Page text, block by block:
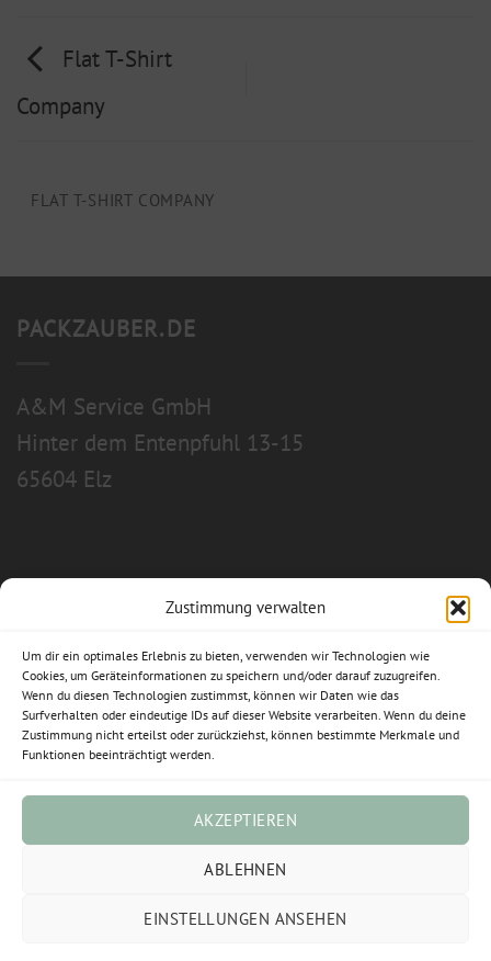
Zustimmung verwalten
Um dir ein optimales Erlebnis zu bieten, verwenden wir Technologien wie
Cookies, um Geräteinformationen zu speichern und/oder darauf zuzugreifen.
Wenn du diesen Technologien zustimmst, können wir Daten wie das
Surfverhalten oder eindeutige IDs auf dieser Website verarbeiten. Wenn du deine
Zustimmung nicht erteilst oder zurückziehst, können bestimmte Merkmale und
Funktionen beeinträchtigt werden.
AKZEPTIEREN
ABLEHNEN
EINSTELLUNGEN ANSEHEN
Flat T-Shirt
Company
FLAT T-SHIRT COMPANY
PACKZAUBER.DE
A&M Service GmbH
Hinter dem Entenpfuhl 13-15
65604 Elz
Allgemeine Geschäftsbedingungen
Impressum
Datenschutzerklärung
Widerrufsbelehrung
Cookie-Richtlinie (EU)